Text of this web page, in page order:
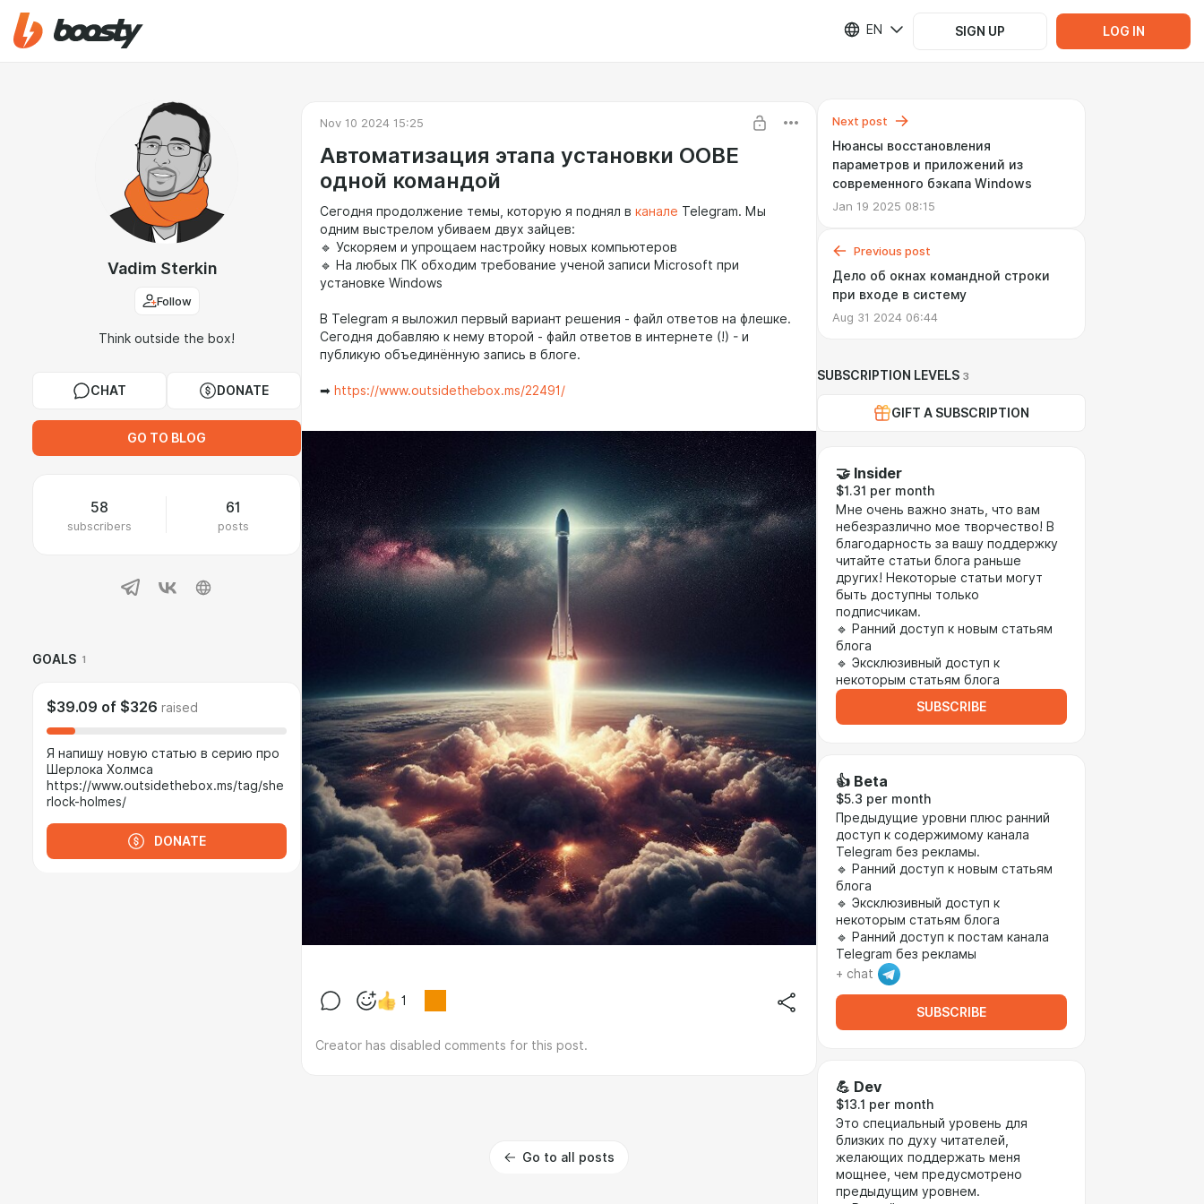
EN SIGN UP LOG IN
Vadim Sterkin
Follow
Think outside the box!
CHAT DONATE
GO TO BLOG
58
subscribers
61
posts
GOALS 1
$39.09 of $326 raised
Я напишу новую статью в серию про
Шерлока Холмса
https://www.outsidethebox.ms/tag/she
rlock-holmes/
DONATE
Nov 10 2024 15:25
Автоматизация этапа установки OOBE
одной командой
Сегодня продолжение темы, которую я поднял в канале Telegram. Мы
одним выстрелом убиваем двух зайцев:
🔹 Ускоряем и упрощаем настройку новых компьютеров
🔹 На любых ПК обходим требование ученой записи Microsoft при
установке Windows
В Telegram я выложил первый вариант решения - файл ответов на флешке.
Сегодня добавляю к нему второй - файл ответов в интернете (!) - и
публикую объединённую запись в блоге.
➡ https://www.outsidethebox.ms/22491/
1
Creator has disabled comments for this post.
Go to all posts
Next post
Нюансы восстановления
параметров и приложений из
современного бэкапа Windows
Jan 19 2025 08:15
Previous post
Дело об окнах командной строки
при входе в систему
Aug 31 2024 06:44
SUBSCRIPTION LEVELS 3
GIFT A SUBSCRIPTION
🤝 Insider
$1.31 per month
Мне очень важно знать, что вам
небезразлично мое творчество! В
благодарность за вашу поддержку
читайте статьи блога раньше
других! Некоторые статьи могут
быть доступны только
подписчикам.
🔹 Ранний доступ к новым статьям
блога
🔹 Эксклюзивный доступ к
некоторым статьям блога
SUBSCRIBE
👍 Beta
$5.3 per month
Предыдущие уровни плюс ранний
доступ к содержимому канала
Telegram без рекламы.
🔹 Ранний доступ к новым статьям
блога
🔹 Эксклюзивный доступ к
некоторым статьям блога
🔹 Ранний доступ к постам канала
Telegram без рекламы
+ chat
SUBSCRIBE
💪 Dev
$13.1 per month
Это специальный уровень для
близких по духу читателей,
желающих поддержать меня
мощнее, чем предусмотрено
предыдущим уровнем.